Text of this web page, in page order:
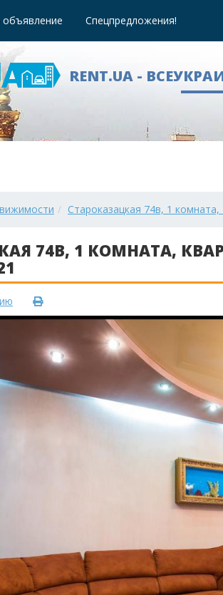
Спецпредложения!
RENT.UA -
Староказацкая 74в, 1
74В, 1 КОМНАТА,